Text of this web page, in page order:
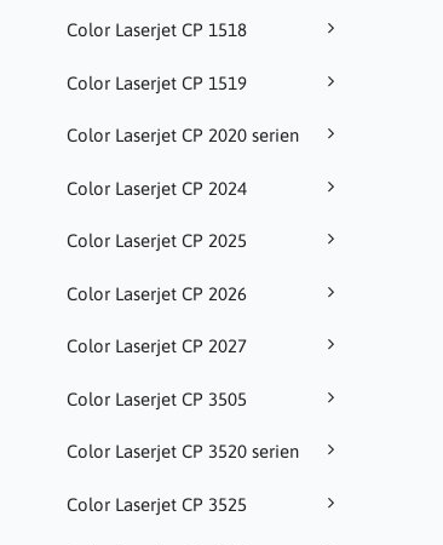
Color Laserjet CP 1518
Color Laserjet CP 1519
Color Laserjet CP 2020 serien
Color Laserjet CP 2024
Color Laserjet CP 2025
Color Laserjet CP 2026
Color Laserjet CP 2027
Color Laserjet CP 3505
Color Laserjet CP 3520 serien
Color Laserjet CP 3525